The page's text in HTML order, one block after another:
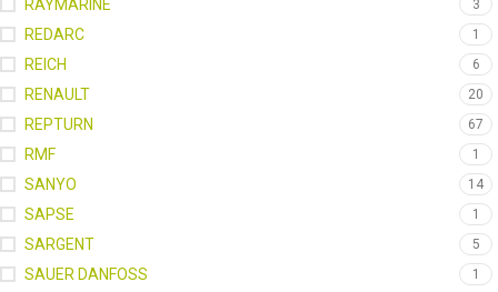
RAYMARINE 3
REDARC 1
REICH 6
RENAULT 20
REPTURN 67
RMF 1
SANYO 14
SAPSE 1
SARGENT 5
SAUER DANFOSS 1